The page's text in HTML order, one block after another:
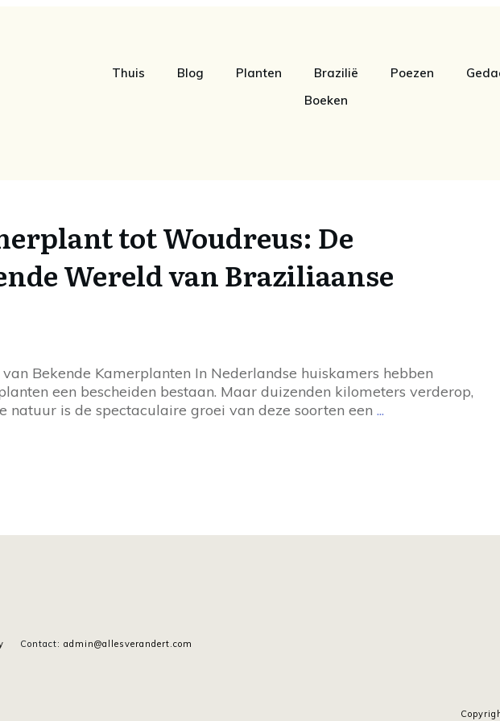
Thuis Blog Planten Brazilië Poezen
Boeken
tot Woudreus: De
Wereld van Braziliaanse
Bekende Kamerplanten In Nederlandse huiskamers hebben
een bescheiden bestaan. Maar duizenden kilometers verderop,
natuur is de spectaculaire groei van deze soorten een ...
Contact: admin@allesverandert.com